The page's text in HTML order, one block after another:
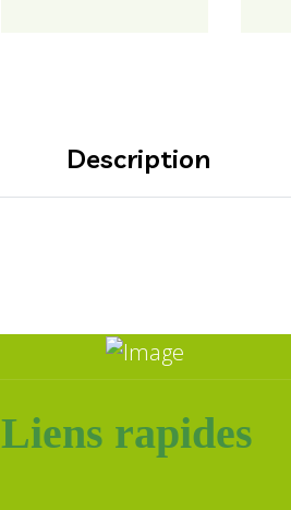
Description
Liens rapides